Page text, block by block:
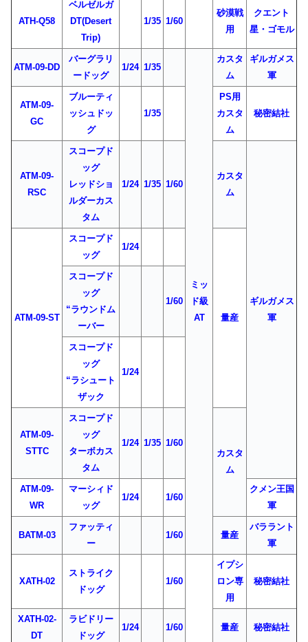
ATH-Q58
ベルゼルガ
DT(Desert
Trip)
1/35 1/60
砂漠戦
用
クエント
星・ゴモル
ATM-09-DD
バーグラリ
ードッグ
1/24 1/35
ミッ
ド級
AT
カスタ
ム
ギルガメス
軍
ATM-09-
GC
ブルーティ
ッシュドッ
グ
1/35
PS用
カスタ
ム
秘密結社
ATM-09-
RSC
スコープド
ッグ
レッドショ
ルダーカス
タム
1/24 1/35 1/60
カスタ
ム
ギルガメス
軍
ATM-09-ST
スコープド
ッグ
1/24
量産
スコープド
ッグ
“ラウンドム
ーバー
1/60
スコープド
ッグ
“ラシュート
ザック
1/24
ATM-09-
STTC
スコープド
ッグ
ターボカス
タム
1/24 1/35 1/60
カスタ
ム
ATM-09-
WR
マーシィド
ッグ
1/24 1/60
クメン王国
軍
BATM-03
ファッティ
ー
1/60 量産
バララント
軍
XATH-02
ストライク
ドッグ
1/60
イプシ
ロン専
用
秘密結社
XATH-02-
DT
ラビドリー
ドッグ
1/24 1/60 量産 秘密結社